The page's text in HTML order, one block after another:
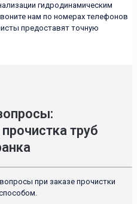
гидродинамическим
нам по номерах телефонов
предоставят точную
труб
при заказе прочистки